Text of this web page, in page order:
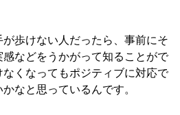
が歩けない人だったら、事前にそ
などをうかがって知ることがで
なくなってもポジティブに対応で
なと思っているんです。